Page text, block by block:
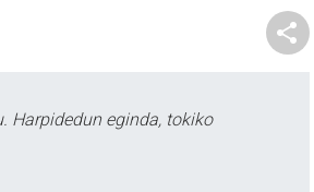
Harpidedun eginda, tokiko